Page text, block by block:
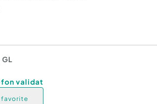
GL
validat
favorite